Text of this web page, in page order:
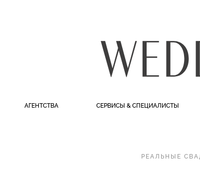
АГЕНТСТВА СЕРВИСЫ & СПЕЦИАЛИСТЫ
РЕАЛЬНЫЕ